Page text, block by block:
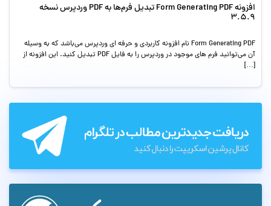
افزونه Form Generating PDF تبدیل فرم‌ها به PDF وردپرس نسخه
3.5.9
Form Generating PDF نام افزونه کاربردی و حرفه ای وردپرس می‌باشد که به وسیله
آن می‌توانید فرم های موجود در وردپرس را به فایل PDF تبدیل کنید. این افزونه از
[…]